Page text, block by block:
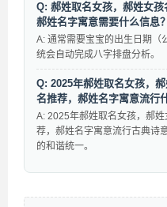
Q: 郝姓取名女孩，郝姓女孩
郝姓名字寓意需要什么信息？
A: 通常需要宝宝的出生日期（
统会自动完成八字排盘分析。
Q: 2025年郝姓取名女孩，
名推荐，郝姓名字寓意流行
A: 2025年郝姓取名女孩，郝
荐，郝姓名字寓意流行古典诗
的和谐统一。